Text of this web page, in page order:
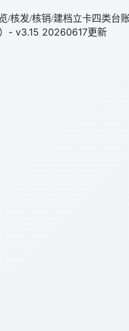
/核发/核销/建档立卡四类台
- v3.15 20260617更新